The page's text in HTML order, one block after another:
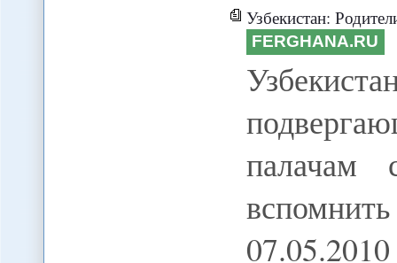
Узбекистан: Родители заключенных,
FERGHANA.RU
палачам